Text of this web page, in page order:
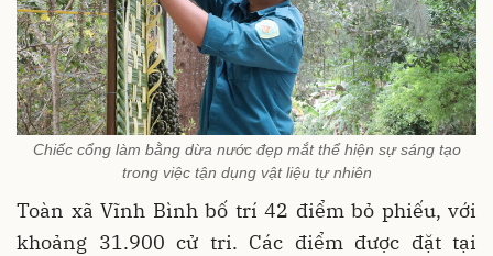
Chiếc cổng làm bằng dừa nước đẹp mắt thể hiện sự sáng tạo
trong việc tận dụng vật liệu tự nhiên
Toàn xã Vĩnh Bình bố trí 42 điểm bỏ phiếu, với
khoảng 31.900 cử tri. Các điểm được đặt tại